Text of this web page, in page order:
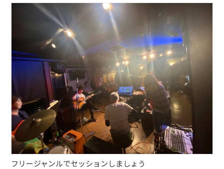
CONTACT
ブッキングライブ出演者募集！！
楽器機材等
初心者POPS
フリージャンルでセッションしましょう